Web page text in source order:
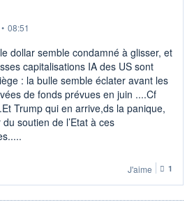
• 08:51
dollar semble condamné à glisser, et
capitalisations IA des US sont
: la bulle semble éclater avant les
de fonds prévues en juin ....Cf
Trump qui en arrive,ds la panique,
soutien de l’Etat à ces
J'aime 1